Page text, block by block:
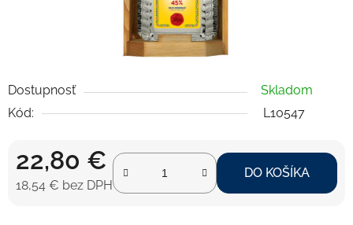
Dostupnosť
Skladom
Kód:
L10547
22,80 €
18,54 € bez DPH
DO KOŠÍKA